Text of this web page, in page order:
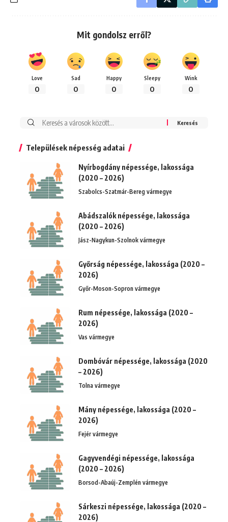
Mit gondolsz erről?
Love
0
Sad
0
Happy
0
Sleepy
0
Wink
0
Keresés:
Települések népesség adatai
Nyírbogdány népessége, lakossága
(2020 – 2026)
Szabolcs-Szatmár-Bereg vármegye
Abádszalók népessége, lakossága
(2020 – 2026)
Jász-Nagykun-Szolnok vármegye
Győrság népessége, lakossága (2020 –
2026)
Győr-Moson-Sopron vármegye
Rum népessége, lakossága (2020 –
2026)
Vas vármegye
Dombóvár népessége, lakossága (2020
– 2026)
Tolna vármegye
Mány népessége, lakossága (2020 –
2026)
Fejér vármegye
Gagyvendégi népessége, lakossága
(2020 – 2026)
Borsod-Abaúj-Zemplén vármegye
Sárkeszi népessége, lakossága (2020 –
2026)